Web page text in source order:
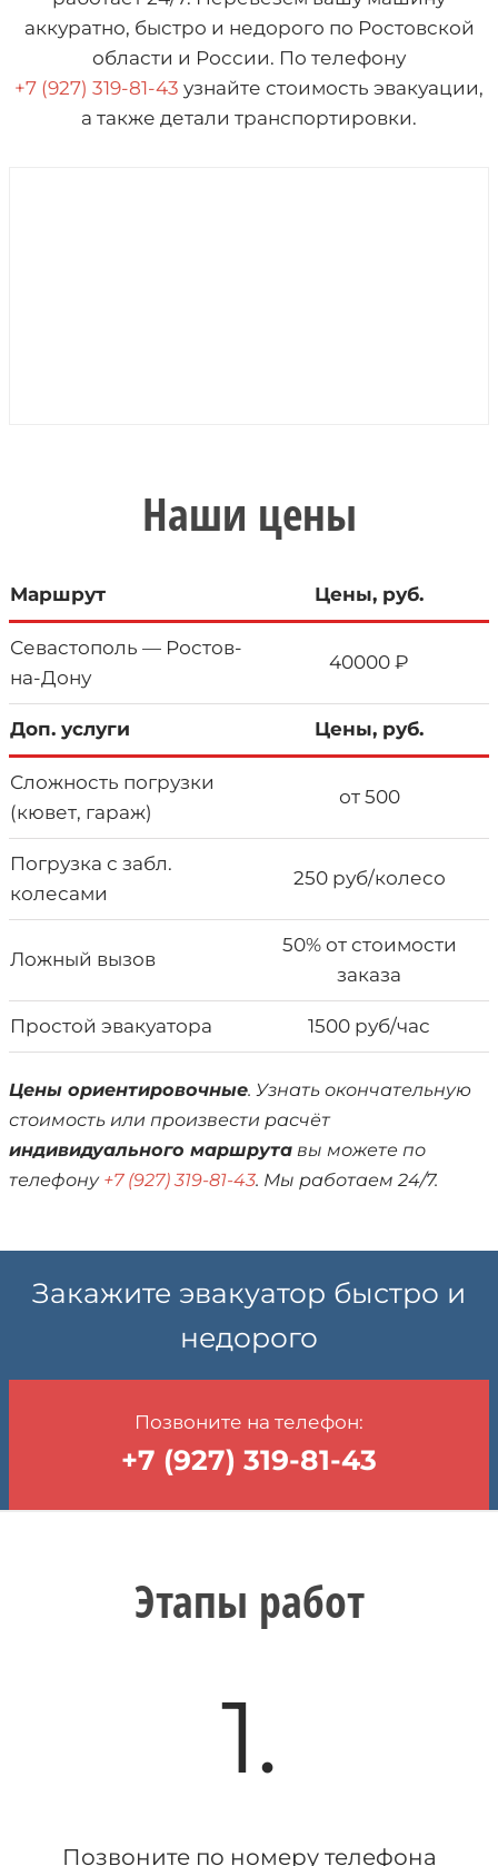
аккуратно, быстро и недорого по Ростовской
области и России. По телефону
+7 (927) 319-81-43 узнайте стоимость эвакуации,
а также детали транспортировки.
Наши цены
Маршрут Цены, руб.
Севастополь — Ростов-
на-Дону
40000 ₽
Доп. услуги Цены, руб.
Сложность погрузки
(кювет, гараж)
от 500
Погрузка с забл.
колесами
250 руб/колесо
Ложный вызов
50% от стоимости
заказа
Простой эвакуатора 1500 руб/час
Цены ориентировочные. Узнать окончательную
стоимость или произвести расчёт
индивидуального маршрута вы можете по
телефону +7 (927) 319-81-43. Мы работаем 24/7.
Закажите эвакуатор быстро и
недорого
Позвоните на телефон:
+7 (927) 319-81-43
Этапы работ
1.
Позвоните по номеру телефона